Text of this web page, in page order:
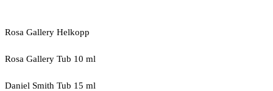
Rosa Gallery Helkopp
Rosa Gallery Tub 10 ml
Daniel Smith Tub 15 ml